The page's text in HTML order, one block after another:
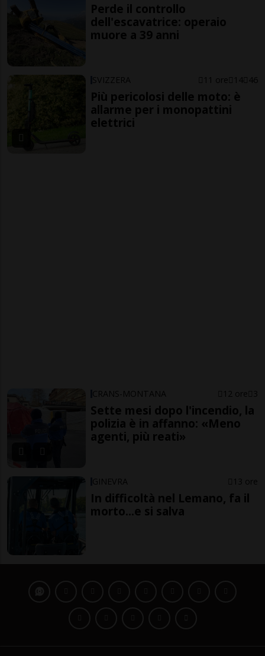
Perde il controllo
dell'escavatrice: operaio
muore a 39 anni
SVIZZERA 11 ore 14 46
Più pericolosi delle moto: è
allarme per i monopattini
elettrici
CRANS-MONTANA 12 ore 3
Sette mesi dopo l'incendio, la
polizia è in affanno: «Meno
agenti, più reati»
GINEVRA 13 ore
In difficoltà nel Lemano, fa il
morto...e si salva